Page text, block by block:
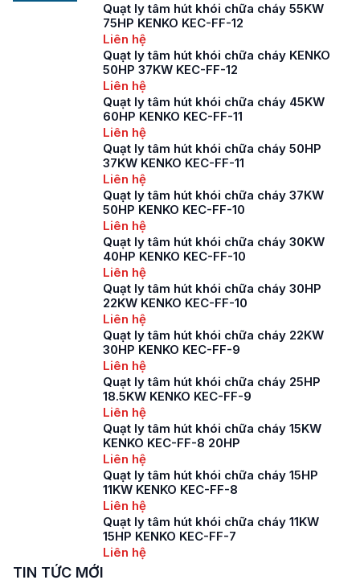
Quạt ly tâm hút khói chữa cháy 55KW
75HP KENKO KEC-FF-12
Liên hệ
Quạt ly tâm hút khói chữa cháy KENKO
50HP 37KW KEC-FF-12
Liên hệ
Quạt ly tâm hút khói chữa cháy 45KW
60HP KENKO KEC-FF-11
Liên hệ
Quạt ly tâm hút khói chữa cháy 50HP
37KW KENKO KEC-FF-11
Liên hệ
Quạt ly tâm hút khói chữa cháy 37KW
50HP KENKO KEC-FF-10
Liên hệ
Quạt ly tâm hút khói chữa cháy 30KW
40HP KENKO KEC-FF-10
Liên hệ
Quạt ly tâm hút khói chữa cháy 30HP
22KW KENKO KEC-FF-10
Liên hệ
Quạt ly tâm hút khói chữa cháy 22KW
30HP KENKO KEC-FF-9
Liên hệ
Quạt ly tâm hút khói chữa cháy 25HP
18.5KW KENKO KEC-FF-9
Liên hệ
Quạt ly tâm hút khói chữa cháy 15KW
KENKO KEC-FF-8 20HP
Liên hệ
Quạt ly tâm hút khói chữa cháy 15HP
11KW KENKO KEC-FF-8
Liên hệ
Quạt ly tâm hút khói chữa cháy 11KW
15HP KENKO KEC-FF-7
Liên hệ
TIN TỨC MỚI